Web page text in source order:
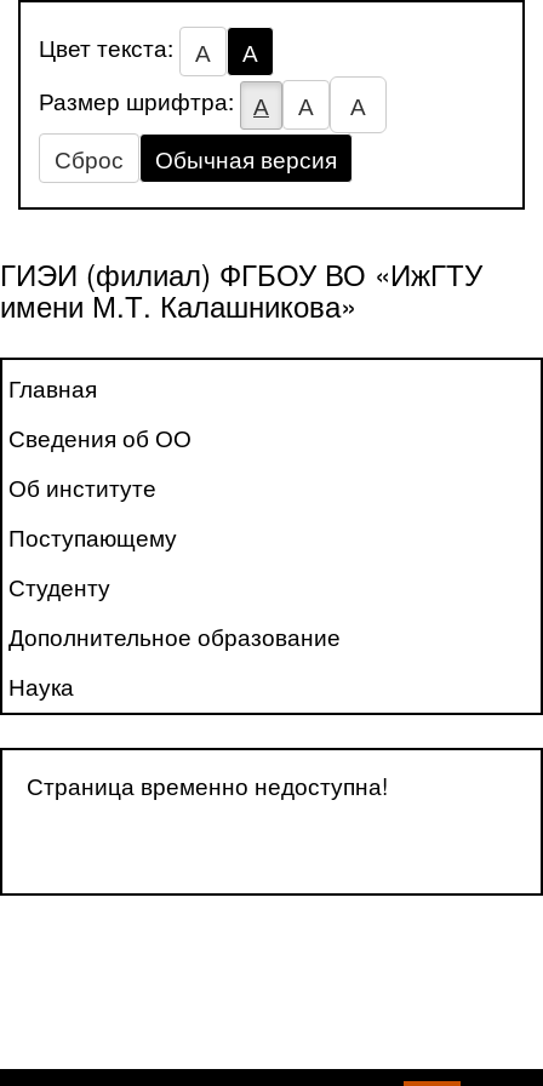
Цвет текста: А
А
Размер шрифтра:
А А
А
Сброс
Обычная версия
ГИЭИ (филиал) ФГБОУ ВО «ИжГТУ
имени М.Т. Калашникова»
Главная
Сведения об ОО
Об институте
Поступающему
Студенту
Дополнительное образование
Наука
Страница временно недоступна!